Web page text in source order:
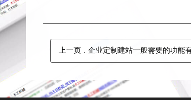
上一页 : 企业定制建站一般需要的功能